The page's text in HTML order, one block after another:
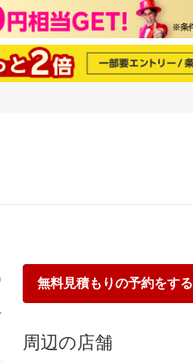
無料見積もりの予約をする
周辺の店舗